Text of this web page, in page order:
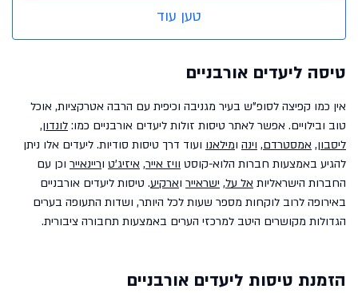
טען עוד
טיסה ליעדים אורבניים
אין כמו קפיצה לסופ"ש בעיר מגניבה וכיפית עם הרבה אטרקציות, אוכל
טוב ובילויים. אפשר לאתר טיסות זולות ליעדים אורבניים כמו: לונדון,
ליסבון, אמסטרדם, וינה ומילאנו ועוד דרך טיסות סודיות. ליעדים אלו ניתן
להגיע באמצעות חברות הלוא-קוסט וויז אייר, איזיג'ט וריינאייר וכן עם
החברות הישראליות אל על, ישראייר וארקיע. טיסות ליעדים אורבניים
באירופה לרוב לוקחות מספר שעות לכל היותר, ושדות התעופה בערים
הגדולות מקושרים היטב למרכזי הערים באמצעות תחבורה ציבורית.
הזמנת טיסות ליעדים אורבניים